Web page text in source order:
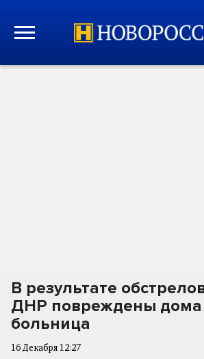
В результате
ДНР повреждены дома
больница
16 Декабря 12:27